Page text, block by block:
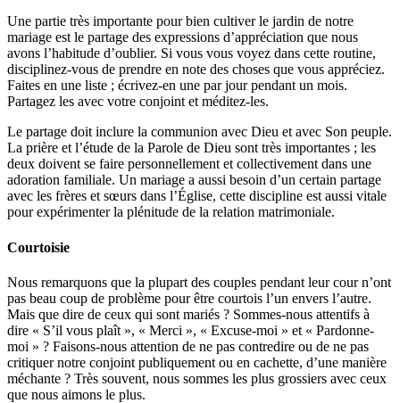
Une partie très importante pour bien cultiver le jardin de notre
mariage est le partage des expressions d’appréciation que nous
avons l’habitude d’oublier. Si vous vous voyez dans cette routine,
disciplinez-vous de prendre en note des choses que vous appréciez.
Faites en une liste ; écrivez-en une par jour pendant un mois.
Partagez les avec votre conjoint et méditez-les.
Le partage doit inclure la communion avec Dieu et avec Son peuple.
La prière et l’étude de la Parole de Dieu sont très importantes ; les
deux doivent se faire personnellement et collectivement dans une
adoration familiale. Un mariage a aussi besoin d’un certain partage
avec les frères et sœurs dans l’Église, cette discipline est aussi vitale
pour expérimenter la plénitude de la relation matrimoniale.
Courtoisie
Nous remarquons que la plupart des couples pendant leur cour n’ont
pas beau coup de problème pour être courtois l’un envers l’autre.
Mais que dire de ceux qui sont mariés ? Sommes-nous attentifs à
dire « S’il vous plaît », « Merci », « Excuse-moi » et « Pardonne-
moi » ? Faisons-nous attention de ne pas contredire ou de ne pas
critiquer notre conjoint publiquement ou en cachette, d’une manière
méchante ? Très souvent, nous sommes les plus grossiers avec ceux
que nous aimons le plus.